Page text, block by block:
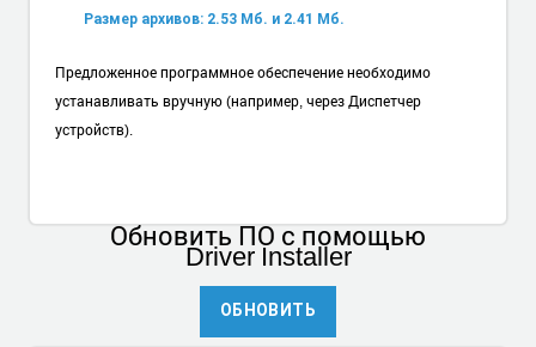
Размер архивов: 2.53 Мб. и 2.41 Мб.
Предложенное программное обеспечение необходимо
устанавливать вручную (например, через Диспетчер
устройств).
Обновить ПОс помощью
Driver Installer
ОБНОВИТЬ